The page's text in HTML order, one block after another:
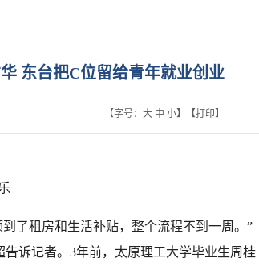
东台把C位留给青年就业创业
【字号： 大 中 小】【打印】
了租房和生活补贴，整个流程不到一周。”
诉记者。3年前，太原理工大学毕业生周桂